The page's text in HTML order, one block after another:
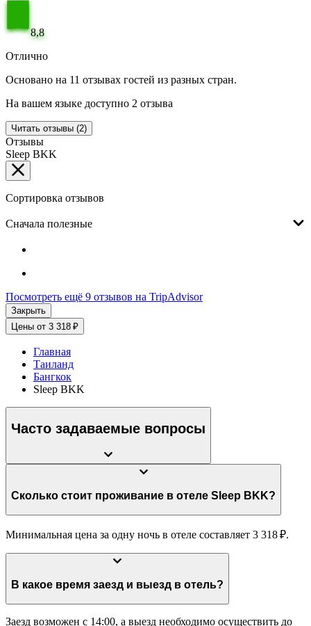
8,8
Отлично
Основано на 11 отзывах гостей из разных стран.
На вашем языке доступно 2 отзыва
Читать отзывы (2)
Отзывы
Sleep BKK
Сортировка отзывов
Сначала полезные
Посмотреть ещё 9 отзывов на TripAdvisor
Закрыть
Цены от 3 318 ₽
Главная
Таиланд
Бангкок
Sleep BKK
Часто задаваемые вопросы
Сколько стоит проживание в отеле Sleep BKK?
Минимальная цена за одну ночь в отеле составляет 3 318 ₽.
В какое время заезд и выезд в отель?
Заезд возможен с 14:00, а выезд необходимо осуществить до